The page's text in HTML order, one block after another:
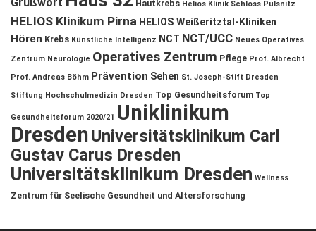
Grußwort Hautkrebs Helios Klinik Schloss Pulsnitz
HELIOS Klinikum Pirna HELIOS Weißeritztal-Kliniken
Hören Krebs Künstliche Intelligenz NCT NCT/UCC Neues Operatives
Zentrum Neurologie Operatives Zentrum Pflege Prof. Albrecht
Prof. Andreas Böhm Prävention Sehen St. Joseph-Stift Dresden
Stiftung Hochschulmedizin Dresden Top Gesundheitsforum Top
Gesundheitsforum 2020/21 Uniklinikum
DresdenUniversitätsklinikum Carl
Gustav Carus Dresden
Universitätsklinikum Dresden Wellness
Zentrum für Seelische Gesundheit und Altersforschung